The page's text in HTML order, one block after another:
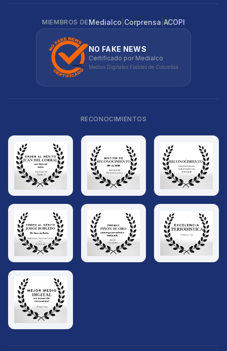
MIEMBROS DEMedialco Corprensa ACOPI
NO FAKE NEWS
Certificado por Medialco
Medios Digitales Fiables de Colombia
RECONOCIMIENTOS